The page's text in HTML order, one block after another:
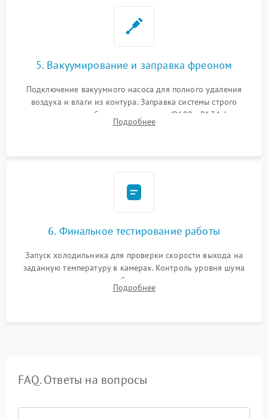
5. Вакуумирование и заправка фреоном
Подключение вакуумного насоса для полного удаления
воздуха и влаги из контура. Заправка системы строго
дозированным объемом хладагента (R600a, R134a) по
электронным весам. Контроль рабочего давления в системе.
Подробнее
6. Финальное тестирование работы
Запуск холодильника для проверки скорости выхода на
заданную температуру в камерах. Контроль уровня шума
компрессора, отсутствия обмерзания стенок и корректного
срабатывания системы автоматической оттайки.
Подробнее
FAQ. Ответы на вопросы